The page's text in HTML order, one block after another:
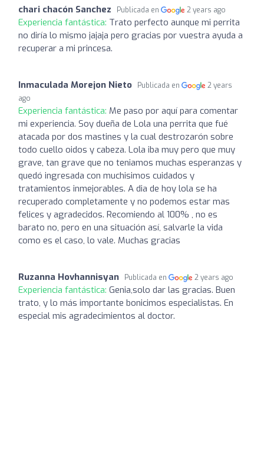
chari chacón Sanchez Publicada en 2 years ago
Experiencia fantástica: Trato perfecto aunque mi perrita
no diría lo mismo jajaja pero gracias por vuestra ayuda a
recuperar a mi princesa.
Inmaculada Morejon Nieto Publicada en
2 years
ago
Experiencia fantástica: Me paso por aquí para comentar
mi experiencia. Soy dueña de Lola una perrita que fué
atacada por dos mastines y la cual destrozarón sobre
todo cuello oidos y cabeza. Lola iba muy pero que muy
grave, tan grave que no teniamos muchas esperanzas y
quedó ingresada con muchisimos cuidados y
tratamientos inmejorables. A dia de hoy lola se ha
recuperado completamente y no podemos estar mas
felices y agradecidos. Recomiendo al 100% , no es
barato no, pero en una situación así, salvarle la vida
como es el caso, lo vale. Muchas gracias
Ruzanna Hovhannisyan Publicada en 2 years ago
Experiencia fantástica: Genia,solo dar las gracias. Buen
trato, y lo más importante bonicimos especialistas. En
especial mis agradecimientos al doctor.